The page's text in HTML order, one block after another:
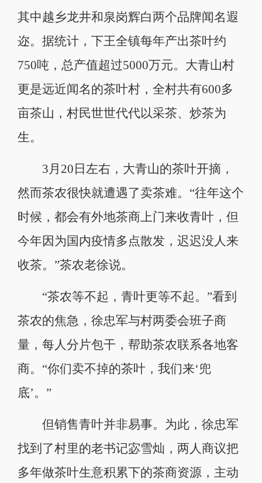
其中越乡龙井和泉岗辉白两个品牌闻名遐
迩。据统计，下王全镇每年产出茶叶约
750吨，总产值超过5000万元。大青山村
更是远近闻名的茶叶村，全村共有600多
亩茶山，村民世世代代以采茶、炒茶为
生。
3月20日左右，大青山的茶叶开摘，
然而茶农很快就遭遇了卖茶难。“往年这个
时候，都会有外地茶商上门来收青叶，但
今年因为国内疫情多点散发，迟迟没人来
收茶。”茶农老徐说。
“茶农等不起，青叶更等不起。”看到
茶农的焦急，徐忠军与村两委会班子商
量，每人分片包干，帮助茶农联系各地客
商。“你们卖不掉的茶叶，我们来‘兜
底’。”
但销售青叶并非易事。为此，徐忠军
找到了村里的老书记宓雪灿，两人商议把
多年做茶叶生意积累下的茶商资源，主动